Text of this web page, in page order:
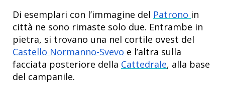
Di esemplari con l’immagine del Patrono in
città ne sono rimaste solo due. Entrambe in
pietra, si trovano una nel cortile ovest del
Castello Normanno-Svevo e l’altra sulla
facciata posteriore della Cattedrale, alla base
del campanile.